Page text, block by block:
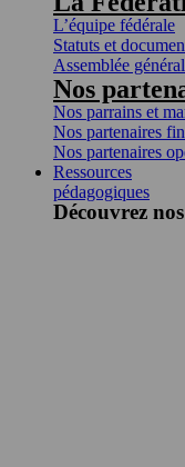
L’équipe fédérale
Statuts et
Assemblée
Nos
Nos parrains et
Nos partenaires
Nos partenaires
Ressources
pédagogiques
Découvrez